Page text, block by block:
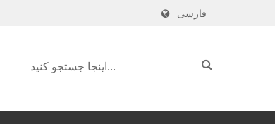
فارسی